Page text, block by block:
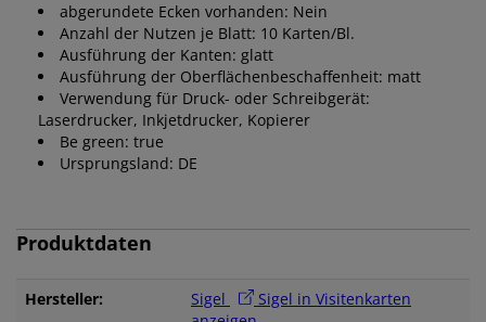
abgerundete Ecken vorhanden: Nein
Anzahl der Nutzen je Blatt: 10 Karten/Bl.
Ausführung der Kanten: glatt
Ausführung der Oberflächenbeschaffenheit: matt
Verwendung für Druck- oder Schreibgerät:
Laserdrucker, Inkjetdrucker, Kopierer
Be green: true
Ursprungsland: DE
Produktdaten
Hersteller: Sigel
Sigel in Visitenkarten